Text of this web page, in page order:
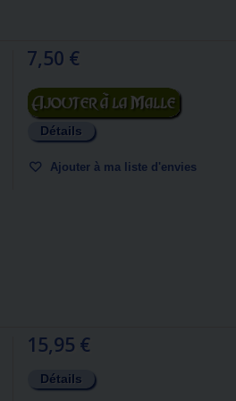
7,50 €
Ajouter au panier
Détails
Ajouter à ma liste d'envies
15,95 €
Détails